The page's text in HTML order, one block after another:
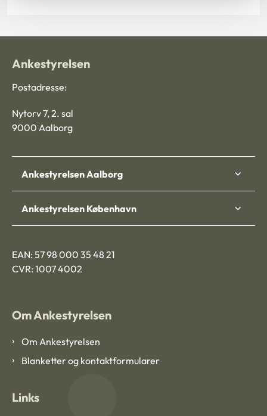
Ankestyrelsen
Postadresse:
Nytorv 7, 2. sal
9000 Aalborg
Ankestyrelsen Aalborg
Ankestyrelsen København
EAN: 57 98 000 35 48 21
CVR: 1007 4002
Om Ankestyrelsen
Om Ankestyrelsen
Blanketter og kontaktformularer
Links